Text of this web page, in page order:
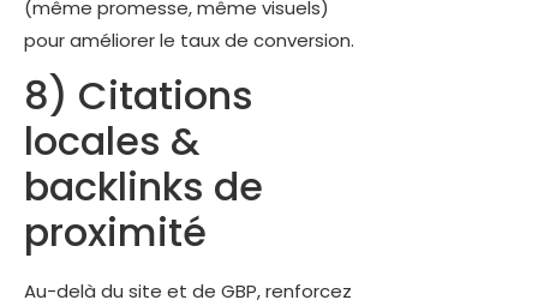
(même promesse, même visuels)
pour améliorer le taux de conversion.
8) Citations
locales &
backlinks de
proximité
Au-delà du site et de GBP, renforcez